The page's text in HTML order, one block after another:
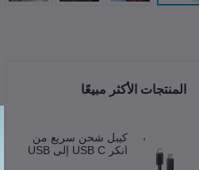
المنتجات الأكثر مبيعًا
كيبل شحن سريع من
انكر USB C إلى USB